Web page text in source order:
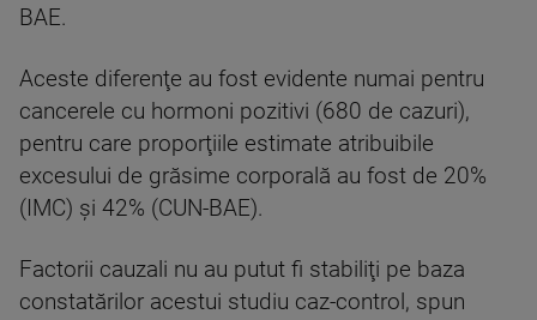
BAE.
Aceste diferenţe au fost evidente numai pentru
cancerele cu hormoni pozitivi (680 de cazuri),
pentru care proporţiile estimate atribuibile
excesului de grăsime corporală au fost de 20%
(IMC) şi 42% (CUN-BAE).
Factorii cauzali nu au putut fi stabiliţi pe baza
constatărilor acestui studiu caz-control, spun